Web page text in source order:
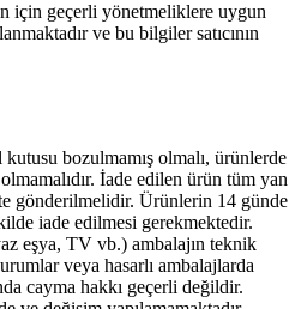
için geçerli yönetmeliklere uygun
ve bu bilgiler satıcının
bozulmamış olmalı, ürünlerde
İade edilen ürün tüm yan
gönderilmelidir. Ürünlerin 14 günde
iade edilmesi gerekmektedir.
eşya, TV vb.) ambalajın teknik
veya hasarlı ambalajlarda
cayma hakkı geçerli değildir.